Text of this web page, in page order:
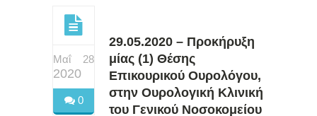
Μαΐ 28
2020
0
29.05.2020 – Προκήρυξη
μίας (1) Θέσης
Επικουρικού Ουρολόγου,
στην Ουρολογική Κλινική
του Γενικού Νοσοκομείου